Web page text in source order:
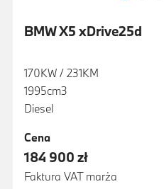
BMW X5 xDrive25d
170KW / 231KM
1995cm3
Diesel
Cena
184 900 zł
Faktura VAT marża